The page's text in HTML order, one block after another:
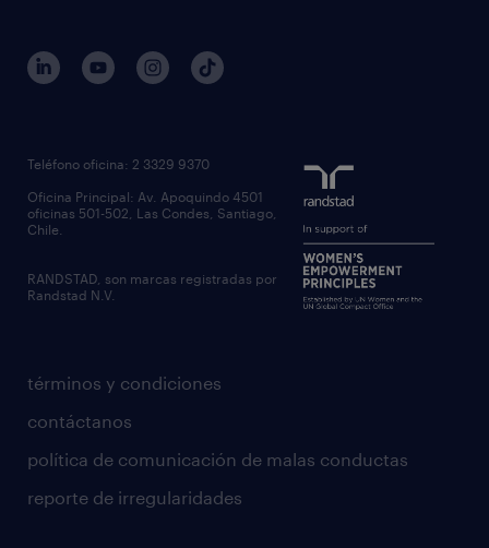
términos y condiciones
contáctanos
política de comunicación de malas conductas
reporte de irregularidades
Teléfono oficina: 2 3329 9370
Oficina Principal: Av. Apoquindo 4501
oficinas 501-502, Las Condes, Santiago,
Chile.
RANDSTAD, son marcas registradas por
Randstad N.V.